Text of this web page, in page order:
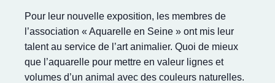
Pour leur nouvelle exposition, les membres de
l’association « Aquarelle en Seine » ont mis leur
talent au service de l’art animalier. Quoi de mieux
que l’aquarelle pour mettre en valeur lignes et
volumes d’un animal avec des couleurs naturelles.